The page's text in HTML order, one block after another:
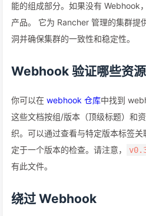
能的组成部分。如果没有 Webhook
产品。 它为 Rancher 管理的集群提
洞并确保集群的一致性和稳定性。
Webhook 验证哪些资
你可以在 webhook 仓库中找到
这些文档按组/版本（顶级标题）和
织。可以通过查看与特定版本标签关
定于一个版本的检查。请注意，
有此文件。
绕过 Webhook